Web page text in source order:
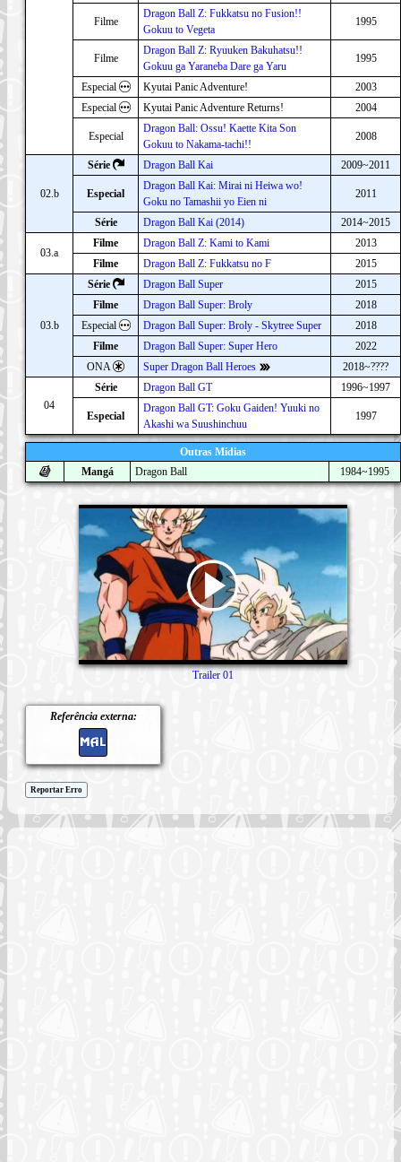
Filme
Dragon Ball Z: Fukkatsu no Fusion!!
Gokuu to Vegeta
1995
Filme
Dragon Ball Z: Ryuuken Bakuhatsu!!
Gokuu ga Yaraneba Dare ga Yaru
1995
Especial Kyutai Panic Adventure!
2003
Especial
Kyutai Panic Adventure Returns! 2004
Especial
Dragon Ball: Ossu! Kaette Kita Son
Gokuu to Nakama-tachi!!
2008
02.b
Série Dragon Ball Kai 2009~2011
Especial
Dragon Ball Kai: Mirai ni Heiwa wo!
Goku no Tamashii yo Eien ni
2011
Série Dragon Ball Kai (2014) 2014~2015
03.a
Filme Dragon Ball Z: Kami to Kami
2013
Filme
Dragon Ball Z: Fukkatsu no F 2015
03.b
Série Dragon Ball Super
2015
Filme
Dragon Ball Super: Broly
2018
Especial
Dragon Ball Super: Broly - Skytree Super
2018
Filme
Dragon Ball Super: Super Hero
2022
ONA
Super Dragon Ball Heroes 2018~????
04
Série Dragon Ball GT 1996~1997
Especial
Dragon Ball GT: Goku Gaiden! Yuuki no
Akashi wa Suushinchuu
1997
Outras Mídias
Mangá
Dragon Ball 1984~1995
Referência externa:
Trailer 01
Reportar Erro